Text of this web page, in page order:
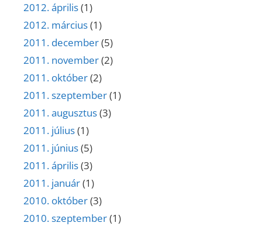
2012. április(1)
2012. március(1)
2011. december(5)
2011. november(2)
2011. október(2)
2011. szeptember(1)
2011. augusztus(3)
2011. július(1)
2011. június(5)
2011. április(3)
2011. január(1)
2010. október(3)
2010. szeptember(1)